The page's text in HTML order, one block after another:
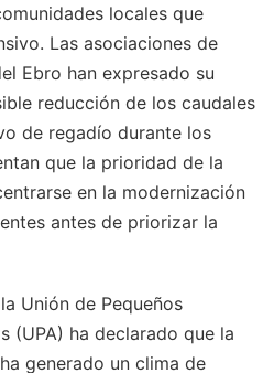
locales que
Las asociaciones de
Ebro han expresado su
reducción de los caudales
de regadío durante los
que la prioridad de la
en la modernización
antes de priorizar la
Unión de Pequeños
(UPA) ha declarado que la
generado un clima de